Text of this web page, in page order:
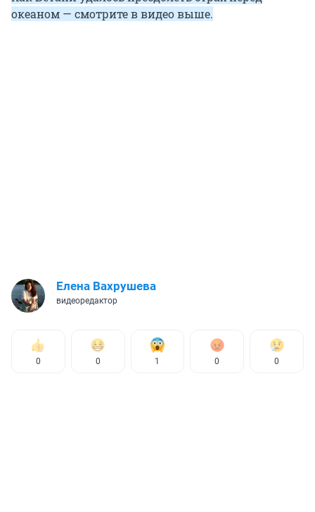
океаном — смотрите в видео выше.
Елена Вахрушева
видеоредактор
0 0 1 0 0